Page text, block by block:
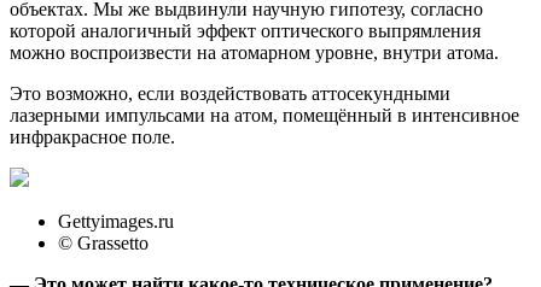
объектах. Мы же выдвинули научную гипотезу, согласно
которой аналогичный эффект оптического выпрямления
можно воспроизвести на атомарном уровне, внутри атома.
Это возможно, если воздействовать аттосекундными
лазерными импульсами на атом, помещённый в интенсивное
инфракрасное поле.
Gettyimages.ru
© Grassetto